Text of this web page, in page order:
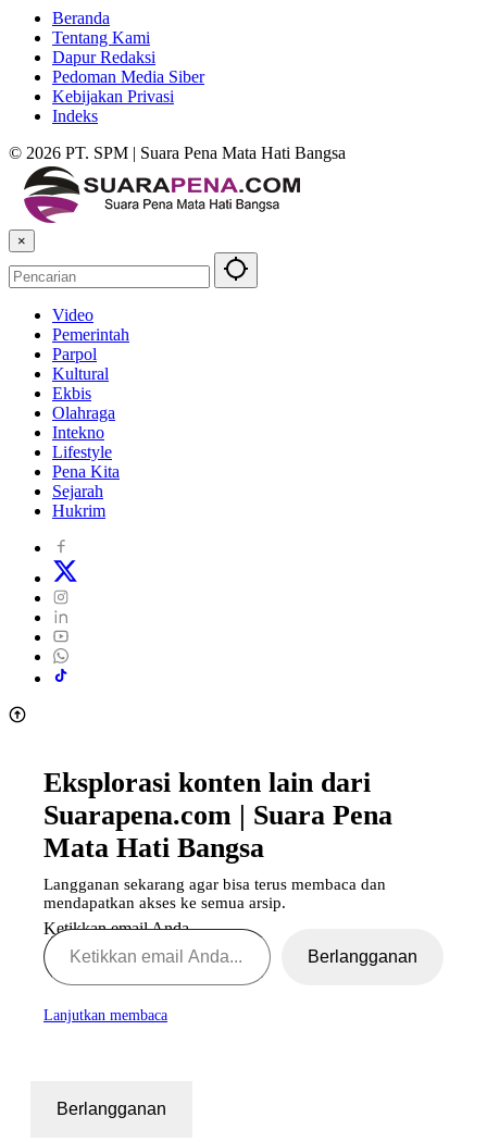
Beranda
Tentang Kami
Dapur Redaksi
Pedoman Media Siber
Kebijakan Privasi
Indeks
© 2026 PT. SPM | Suara Pena Mata Hati Bangsa
×
Video
Pemerintah
Parpol
Kultural
Ekbis
Olahraga
Intekno
Lifestyle
Pena Kita
Sejarah
Hukrim
Eksplorasi konten lain dari
Suarapena.com | Suara Pena
Mata Hati Bangsa
Langganan sekarang agar bisa terus membaca dan
mendapatkan akses ke semua arsip.
Ketikkan email Anda...
Berlangganan
Lanjutkan membaca
Berlangganan